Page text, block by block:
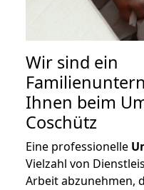
Wir sind ein
Ihnen beim
Coschütz
Eine professionelle
Vielzahl von
Arbeit abzunehmen,